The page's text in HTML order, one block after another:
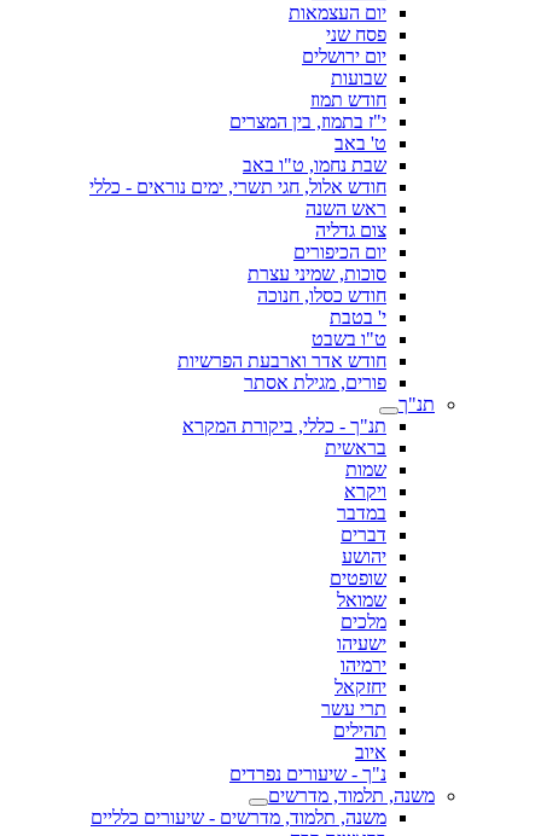
יום העצמאות
פסח שני
יום ירושלים
שבועות
חודש תמוז
י"ז בתמוז, בין המצרים
ט' באב
שבת נחמו, ט"ו באב
חודש אלול, חגי תשרי, ימים נוראים - כללי
ראש השנה
צום גדליה
יום הכיפורים
סוכות, שמיני עצרת
חודש כסלו, חנוכה
י' בטבת
ט"ו בשבט
חודש אדר וארבעת הפרשיות
פורים, מגילת אסתר
תנ"ך
תנ"ך - כללי, ביקורת המקרא
בראשית
שמות
ויקרא
במדבר
דברים
יהושע
שופטים
שמואל
מלכים
ישעיהו
ירמיהו
יחזקאל
תרי עשר
תהילים
איוב
נ"ך - שיעורים נפרדים
משנה, תלמוד, מדרשים
משנה, תלמוד, מדרשים - שיעורים כלליים